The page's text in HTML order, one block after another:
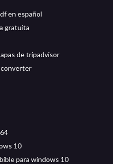
en español
gratuita
de tripadvisor
converter
10
para windows 10